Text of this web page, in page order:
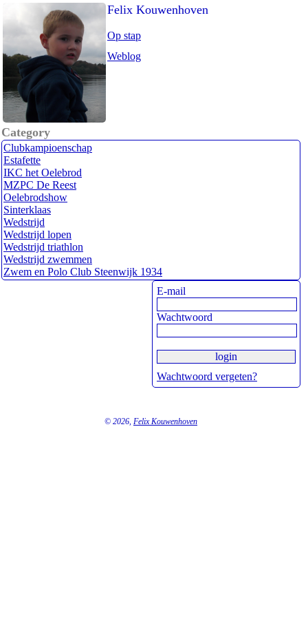
Felix Kouwenhoven
Op stap
Weblog
Category
Clubkampioenschap
Estafette
IKC het Oelebrod
MZPC De Reest
Oelebrodshow
Sinterklaas
Wedstrijd
Wedstrijd lopen
Wedstrijd triathlon
Wedstrijd zwemmen
Zwem en Polo Club Steenwijk 1934
E-mail
Wachtwoord
Wachtwoord vergeten?
© 2026, Felix Kouwenhoven